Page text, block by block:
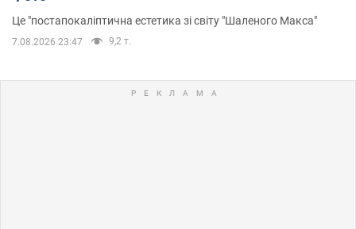
Це "постапокаліптична естетика зі світу "Шаленого Макса"
7.08.2026 23:47 9,2 т.